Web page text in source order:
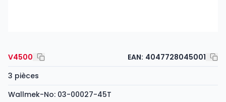
V4500 EAN: 4047728045001
3 pièces
Wallmek-No: 03-00027-45T